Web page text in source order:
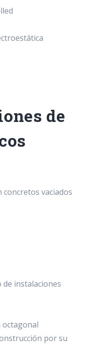
de
vaciados
de instalaciones
octagonal
por su